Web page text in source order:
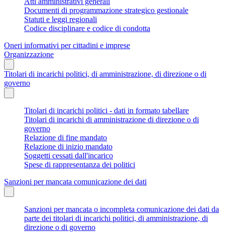
Documenti di programmazione strategico gestionale
Statuti e leggi regionali
Codice disciplinare e codice di condotta
Oneri informativi per cittadini e imprese
Organizzazione
Titolari di incarichi politici, di amministrazione, di direzione o di
governo
Titolari di incarichi politici - dati in formato tabellare
Titolari di incarichi di amministrazione di direzione o di
governo
Relazione di fine mandato
Relazione di inizio mandato
Soggetti cessati dall'incarico
Spese di rappresentanza dei politici
Sanzioni per mancata comunicazione dei dati
Sanzioni per mancata o incompleta comunicazione dei dati da
parte dei titolari di incarichi politici, di amministrazione, di
direzione o di governo